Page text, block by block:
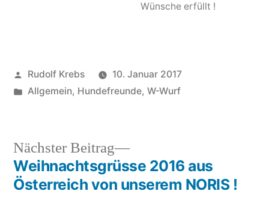
Wünsche erfüllt !
Veröffentlicht
von
Rudolf Krebs
10. Januar 2017
Veröffentlicht
Allgemein, Hundefreunde, W-Wurf
Beitragsnavigation
Nächster Beitrag
Nächster
Beitrag:
Weihnachtsgrüsse 2016 aus
Österreich von unserem NORIS !